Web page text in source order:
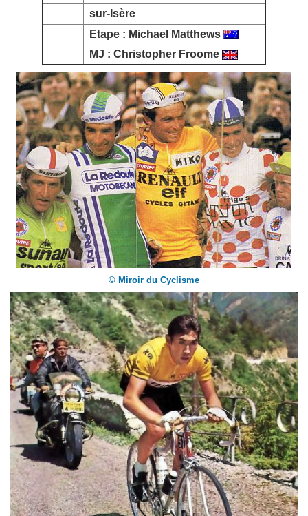
sur-Isère
Etape : Michael Matthews
MJ : Christopher Froome
© Miroir du Cyclisme